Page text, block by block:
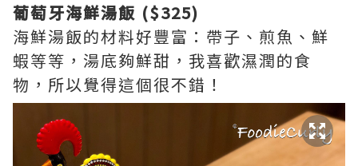
葡萄牙海鮮湯飯 ($325)
海鮮湯飯的材料好豐富：帶子、煎魚、鮮
蝦等等，湯底夠鮮甜，我喜歡濕潤的食
物，所以覺得這個很不錯！